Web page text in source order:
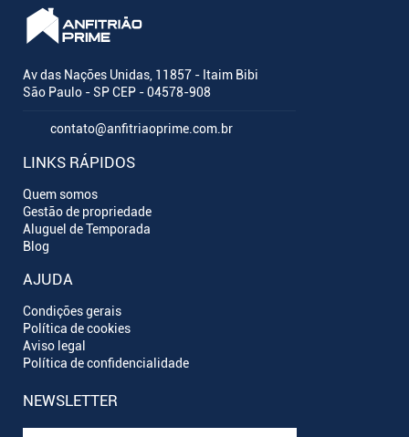
Av das Nações Unidas, 11857 - Itaim Bibi
São Paulo - SP CEP - 04578-908
contato@anfitriaoprime.com.br
LINKS RÁPIDOS
Quem somos
Gestão de propriedade
Aluguel de Temporada
Blog
AJUDA
Condições gerais
Política de cookies
Aviso legal
Política de confidencialidade
NEWSLETTER